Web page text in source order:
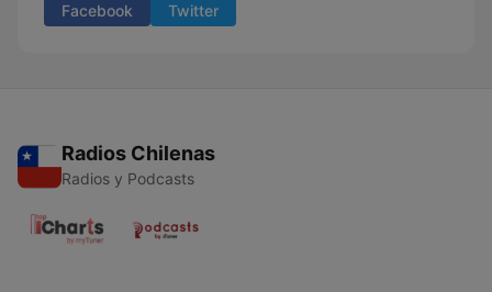
Facebook Twitter
Radios Chilenas
Radios y Podcasts